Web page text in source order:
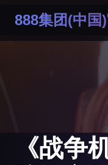
888集团(中国
《战争